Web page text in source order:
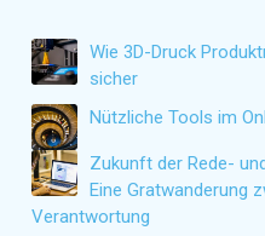
Wie 3D-Druck
sicher
Nützliche Tools im
Zukunft der Rede-
Eine Gratwanderung
Verantwortung